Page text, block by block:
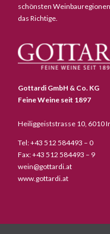
schönsten
das Richtige.
Gottardi GmbH & Co. KG
Feine Weine seit 1897
Heiliggeiststrasse 10, 6010
Tel: +43 512 584493 – 0
Fax: +43 512 584493 – 9
wein@gottardi.at
www.gottardi.at